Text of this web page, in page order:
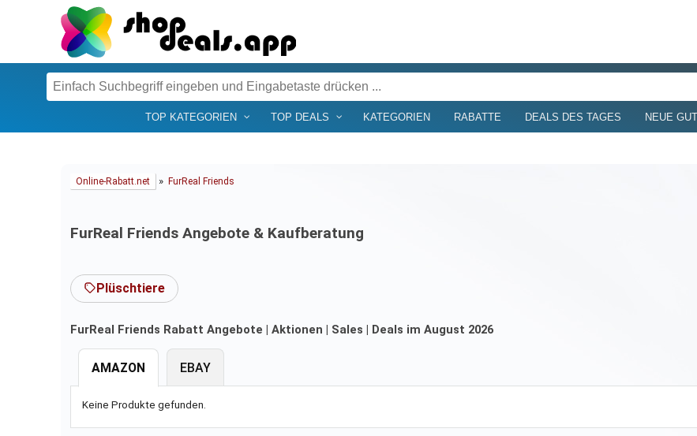
TOP KATEGORIEN TOP DEALS KATEGORIEN RABATTE DEALS DES TAGES NEUE
Online-Rabatt.net » FurReal Friends
FurReal Friends Angebote & Kaufberatung
Plüschtiere
FurReal Friends Rabatt Angebote | Aktionen | Sales | Deals im August 2026
AMAZON
Keine Produkte gefunden.
EBAY